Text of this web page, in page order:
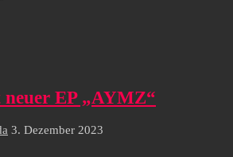
EP „AYMZ“
3. Dezember 2023